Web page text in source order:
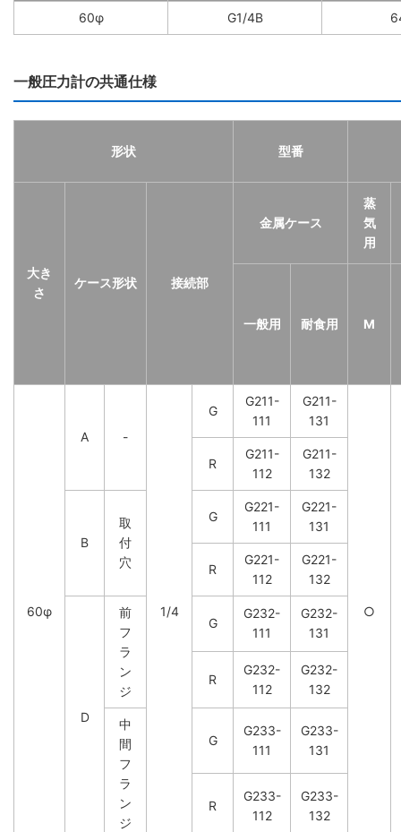
60φ G1/4B
一般圧力計の共通仕様
形状 型番
大き
さ
ケース形状 接続部
金属ケース
蒸
気
用
一般用 耐食用 M
60φ
A -
1/4
G
G211-
111
G211-
131
○
R
G211-
112
G211-
132
B
取
付
穴
G
G221-
111
G221-
131
R
G221-
112
G221-
132
D
前
フ
ラ
ン
ジ
G
G232-
111
G232-
131
R
G232-
112
G232-
132
中
間
フ
ラ
ン
ジ
G
G233-
111
G233-
131
R
G233-
112
G233-
132